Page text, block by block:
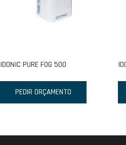
IDONIC PURE FOG 500
PEDIR ORÇAMENTO